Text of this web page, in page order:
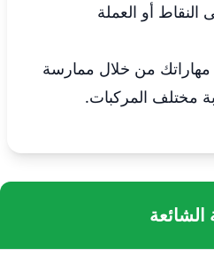
النقاط أو العملة
من خلال ممارسة
مختلف المركبات.